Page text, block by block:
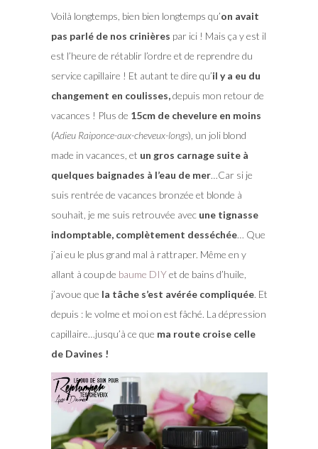
Voilà longtemps, bien bien longtemps qu’on avait
pas parlé de nos crinières par ici ! Mais ça y est il
est l’heure de rétablir l’ordre et de reprendre du
service capillaire ! Et autant te dire qu’il y a eu du
changement en coulisses,depuis mon retour de
vacances ! Plus de 15cm de chevelure en moins
(Adieu Raiponce-aux-cheveux-longs), un joli blond
made in vacances, et un gros carnage suite à
quelques baignades à l’eau de mer…Car si je
suis rentrée de vacances bronzée et blonde à
souhait, je me suis retrouvée avec une tignasse
indomptable, complètement desséchée… Que
j’ai eu le plus grand mal à rattraper. Même en y
allant à coup de baume DIYet de bains d’huile,
j’avoue que la tâche s’est avérée compliquée. Et
depuis : le volme et moi on est fâché. La dépression
capillaire…jusqu’à ce que ma route croise celle
de Davines !